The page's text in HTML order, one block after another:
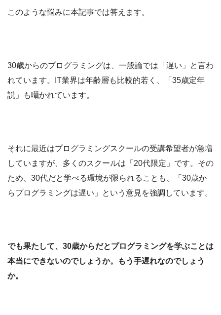
このような悩みに本記事では答えます。
30歳からのプログラミングは、一般論では「遅い」と言わ
れています。IT業界は年齢層も比較的若く、「35歳定年
説」も囁かれています。
それに最近はプログラミングスクールの受講希望者が急増
していますが、多くのスクールは「20代限定」です。その
ため、30代だと学べる環境が限られることも、「30歳か
らプログラミングは遅い」という意見を強調しています。
でも果たして、30歳からだとプログラミングを学ぶことは
本当にできないのでしょうか。もう手遅れなのでしょう
か。